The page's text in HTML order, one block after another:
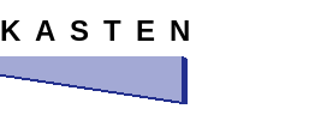
K A S T E N